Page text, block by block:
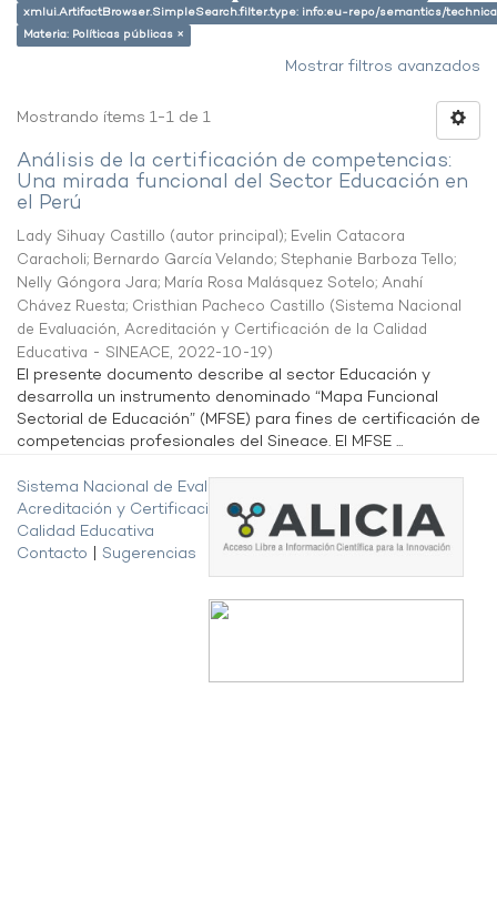
xmlui.ArtifactBrowser.SimpleSearch.filter.type: info:eu-repo/semantics/
Materia: Políticas públicas ×
Mostrar filtros avanzados
Mostrando ítems 1-1 de 1
Análisis de la certificación de competencias:
Una mirada funcional del Sector Educación en
el Perú
Lady Sihuay Castillo (autor principal); Evelin Catacora
Caracholi; Bernardo García Velando; Stephanie Barboza Tello;
Nelly Góngora Jara; María Rosa Malásquez Sotelo; Anahí
Chávez Ruesta; Cristhian Pacheco Castillo (Sistema Nacional
de Evaluación, Acreditación y Certificación de la Calidad
Educativa - SINEACE, 2022-10-19)
El presente documento describe al sector Educación y
desarrolla un instrumento denominado “Mapa Funcional
Sectorial de Educación” (MFSE) para fines de certificación de
competencias profesionales del Sineace. El MFSE ...
Sistema Nacional de Evaluación,
Acreditación y Certificación de la
Calidad Educativa
Contacto
Sugerencias